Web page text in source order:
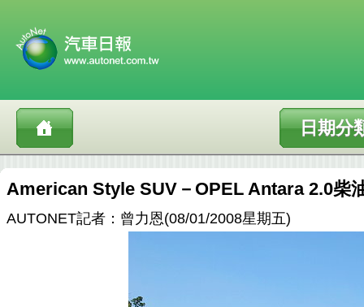
日期分
American Style SUV－OPEL Antara 2.0柴
AUTONET記者：曾力恩(08/01/2008星期五)